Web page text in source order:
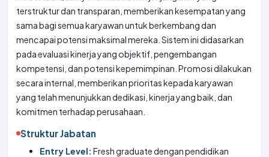
terstruktur dan transparan, memberikan kesempatan yang
sama bagi semua karyawan untuk berkembang dan
mencapai potensi maksimal mereka. Sistem ini didasarkan
pada evaluasi kinerja yang objektif, pengembangan
kompetensi, dan potensi kepemimpinan. Promosi dilakukan
secara internal, memberikan prioritas kepada karyawan
yang telah menunjukkan dedikasi, kinerja yang baik, dan
komitmen terhadap perusahaan.
Struktur Jabatan
Entry Level: Fresh graduate dengan pendidikan